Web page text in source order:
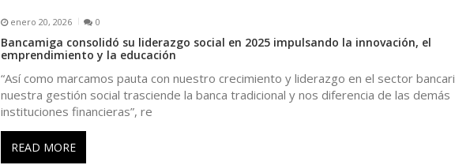
enero 20, 2026 0
Bancamiga consolidó su liderazgo social en 2025 impulsando la innovación, el
emprendimiento y la educación
“Así como marcamos pauta con nuestro crecimiento y liderazgo en el sector
nuestra gestión social trasciende la banca tradicional y nos diferencia de las demás
instituciones financieras”, re
READ MORE